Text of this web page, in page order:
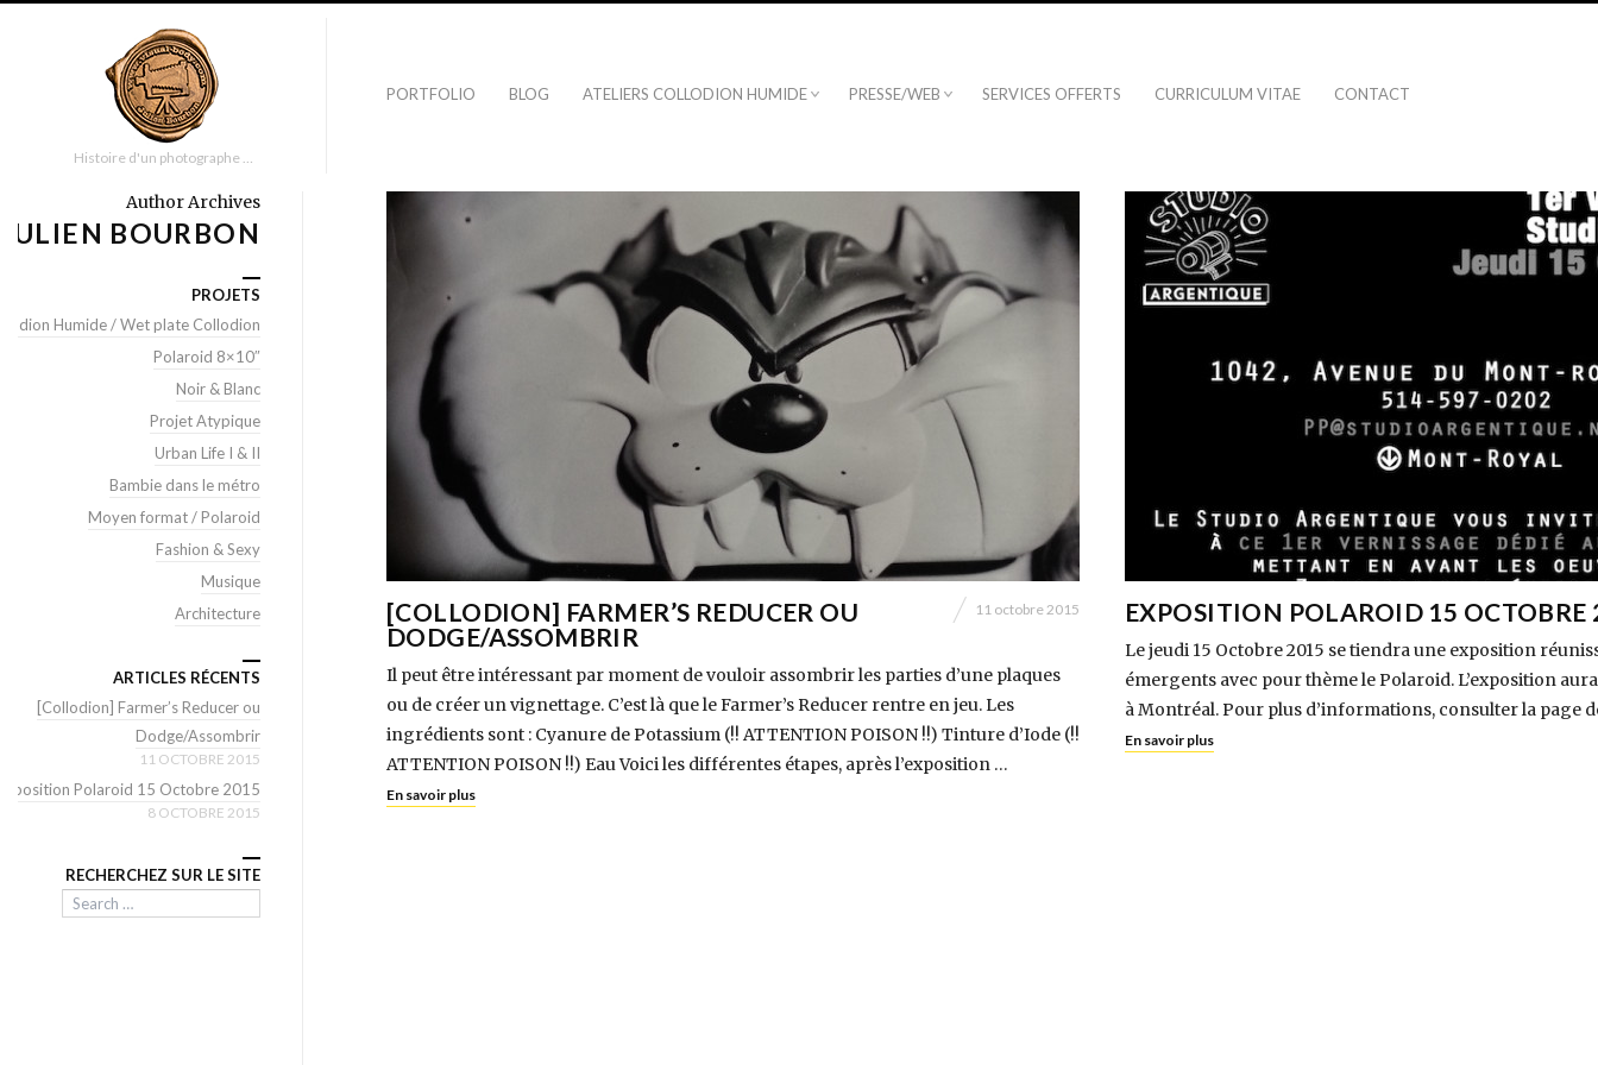
Histoire d'un photographe …
PORTFOLIO BLOG ATELIERS COLLODION HUMIDE PRESSE/WEB SERVICES OFFERTS CURRICULUM VITAE CONTACT
[COLLODION] FARMER’S REDUCER OU
DODGE/ASSOMBRIR
11 octobre 2015
Il peut être intéressant par moment de vouloir assombrir les parties d’une plaques
ou de créer un vignettage. C’est là que le Farmer’s Reducer rentre en jeu. Les
ingrédients sont : Cyanure de Potassium (!! ATTENTION POISON !!) Tinture d’Iode (!!
ATTENTION POISON !!) Eau Voici les différentes étapes, après l’exposition …
En savoir plus
EXPOSITION POLAROID 15 OCTOBRE
Le jeudi 15 Octobre 2015 se tiendra une exposition
émergents avec pour thème le Polaroid. L’exposition
à Montréal. Pour plus d’informations, consulter la page
En savoir plus
Author Archives
JULIEN BOURBON
PROJETS
Humide / Wet plate Collodion
Polaroid 8×10″
Noir & Blanc
Projet Atypique
Urban Life I & II
Bambie dans le métro
Moyen format / Polaroid
Fashion & Sexy
Musique
Architecture
ARTICLES RÉCENTS
[Collodion] Farmer’s Reducer ou
Dodge/Assombrir
11 OCTOBRE 2015
Polaroid 15 Octobre 2015
8 OCTOBRE 2015
RECHERCHEZ SUR LE SITE